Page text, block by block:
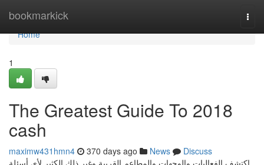
bookmarkick
Home
Home
1
The Greatest Guide To 2018
cash
maximw431hmn4 370 days ago News
Discuss
اكتشف الفعاليات والوجهات والمطاعم القريبة وغير ذلك الكثير لأي أسئلة